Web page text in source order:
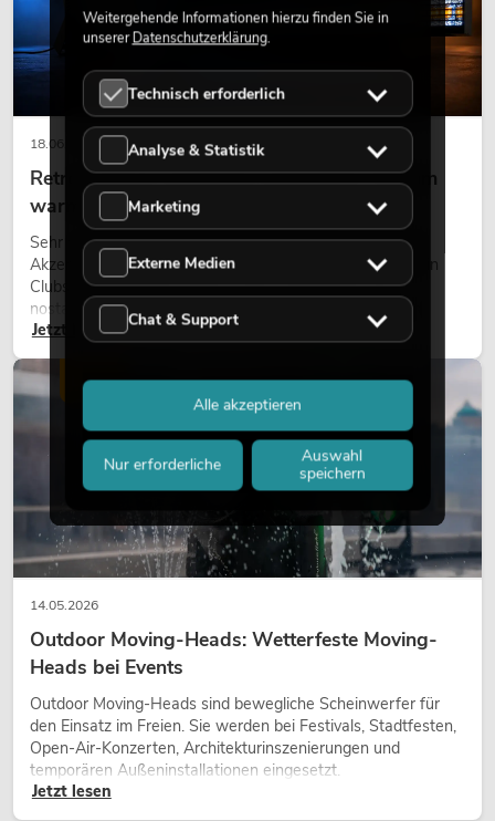
18.06.2026
Retro-Licht im modernen Lichtdesign: Warum
warmes Licht wieder wirkt
Sehr warmes Licht, sichtbare Leuchtflächen und farbige
Akzente prägen viele aktuelle Lichtdesigns auf Bühnen, in
Clubs und bei Events. Retro-Licht ist dabei kein rein
nostalgischer Effekt, sondern ein bewusst eingesetztes
Gestaltungsmittel: Es schafft Atmosphäre, gibt Szenen
Charakter und kann technische LED-Setups emotionaler
wirken lassen.
Jetzt lesen
14.05.2026
Outdoor Moving-Heads: Wetterfeste Moving-
Heads bei Events
Outdoor Moving-Heads sind bewegliche Scheinwerfer für
den Einsatz im Freien. Sie werden bei Festivals, Stadtfesten,
Open-Air-Konzerten, Architekturinszenierungen und
temporären Außeninstallationen eingesetzt.
Jetzt lesen
LICHT
Weitergehende Informationen hierzu finden Sie in
unsererDatenschutzerklärung.
Technisch erforderlich
Analyse & Statistik
Marketing
Externe Medien
Chat & Support
Nur erforderliche
Auswahl
speichern
Alle akzeptieren